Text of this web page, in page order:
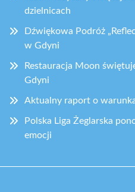
dzielnicach
Dźwiękowa Podróż
w Gdyni
Restauracja Moon
Gdyni
Aktualny raport o
Polska Liga Żeglarska
emocji